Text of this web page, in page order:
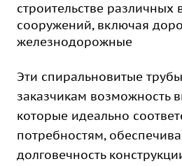
строительстве
сооружений, включая
железнодорожные
Эти спиральновитые
заказчикам возможность
которые идеально
потребностям,
долговечность